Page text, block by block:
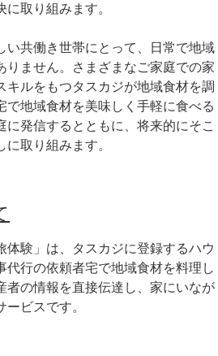
取り組みます。
い共働き世帯にとって、日常で地域
ません。さまざまなご家庭での家
ルをもつタスカジが地域食材を調
地域食材を美味しく手軽に食べる
発信するとともに、将来的にそこ
取り組みます。
験」は、タスカジに登録するハウ
代行の依頼者宅で地域食材を料理し
者の情報を直接伝達し、家にいなが
ビスです。